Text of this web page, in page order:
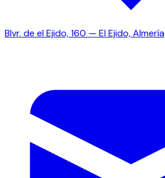
Blvr. de el Ejido, 160 — El Ejido, Almería